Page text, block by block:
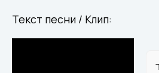
Текст песни / Клип: